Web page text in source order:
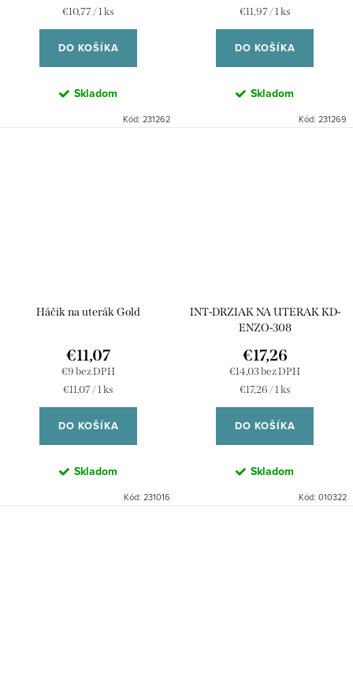
Jednotková
€10,77 / 1 ks
DO KOŠÍKA
Skladom
Kód: 231262
Jednotková
€11,97 / 1 ks
DO KOŠÍKA
Skladom
Kód: 231269
Háčik na uterák Gold
€9 bez DPH
€11,07
Jednotková
cena:
€11,07 / 1 ks
DO KOŠÍKA
Skladom
Kód: 231016
INT-DRZIAK NA UTERAK KD-
ENZO-308
€14,03 bez DPH
€17,26
Jednotková
cena:
€17,26 / 1 ks
DO KOŠÍKA
Skladom
Kód: 010322